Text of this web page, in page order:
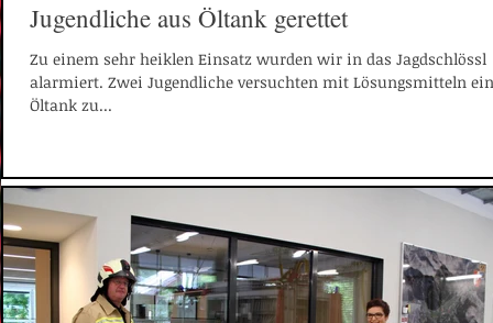
Jugendliche aus Öltank gerettet
Zu einem sehr heiklen Einsatz wurden wir in das Jagdschlössl
alarmiert. Zwei Jugendliche versuchten mit Lösungsmitteln
Öltank zu...